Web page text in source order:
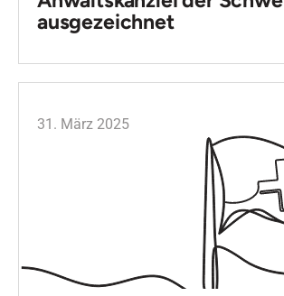
ausgezeichnet
31. März 2025